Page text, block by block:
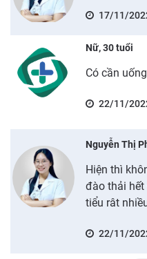
17/11/
Nữ, 30 tuổi
Có cần
22/11/
Nguyễn Thị
Hiện thì
đào thải hết
tiểu rât
22/11/